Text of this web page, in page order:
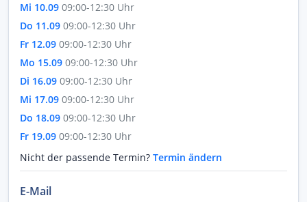
Mi 10.09 09:00-12:30 Uhr
Do 11.09 09:00-12:30 Uhr
Fr 12.09 09:00-12:30 Uhr
Mo 15.09 09:00-12:30 Uhr
Di 16.09 09:00-12:30 Uhr
Mi 17.09 09:00-12:30 Uhr
Do 18.09 09:00-12:30 Uhr
Fr 19.09 09:00-12:30 Uhr
Nicht der passende Termin? Termin ändern
E-Mail